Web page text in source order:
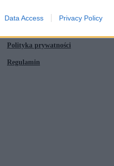
Data Access Privacy Policy
Polityka prywatności
Regulamin